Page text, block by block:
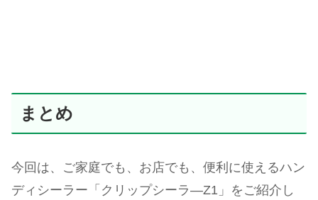
まとめ
今回は、ご家庭でも、お店でも、便利に使えるハン
ディシーラー「クリップシーラ―Z1」をご紹介し